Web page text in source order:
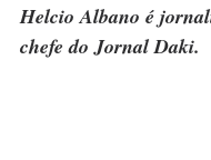
Helcio Albano é
chefe do Jornal Daki.